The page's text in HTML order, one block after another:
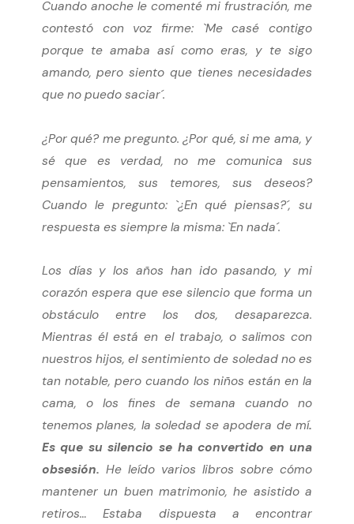
Cuando anoche le comenté mi frustración, me
contestó con voz firme: `Me casé contigo
porque te amaba así como eras, y te sigo
amando, pero siento que tienes necesidades
que no puedo saciar´.
¿Por qué? me pregunto. ¿Por qué, si me ama, y
sé que es verdad, no me comunica sus
pensamientos, sus temores, sus deseos?
Cuando le pregunto: `¿En qué piensas?´, su
respuesta es siempre la misma: `En nada´.
Los días y los años han ido pasando, y mi
corazón espera que ese silencio que forma un
obstáculo entre los dos, desaparezca.
Mientras él está en el trabajo, o salimos con
nuestros hijos, el sentimiento de soledad no es
tan notable, pero cuando los niños están en la
cama, o los fines de semana cuando no
tenemos planes, la soledad se apodera de mí.
Es que su silencio se ha convertido en una
obsesión. He leído varios libros sobre cómo
mantener un buen matrimonio, he asistido a
retiros… Estaba dispuesta a encontrar